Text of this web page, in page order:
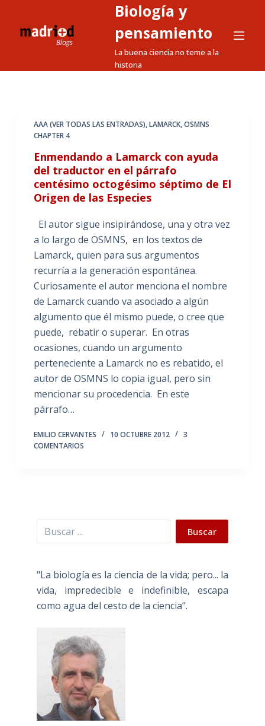
a
Biología y
pensamiento
La buena ciencia no teme a la
historia
AAA (VER TODAS LAS ENTRADAS),LAMARCK,OSMNS
CHAPTER 4
Enmendando a Lamarck con ayuda
del traductor en el párrafo
centésimo octogésimo séptimo de El
Origen de las Especies
El autor sigue insipirándose, una y otra vez
a lo largo de OSMNS, en los textos de
Lamarck, quien para sus argumentos
recurría a la generación espontánea.
Curiosamente el autor menciona el nombre
de Lamarck cuando va asociado a algún
algumento que él mismo puede, o cree que
puede, rebatir o superar. En otras
ocasiones, cuando un argumento
perteneciente a Lamarck no es rebatido, el
autor de OSMNS lo copia igual, pero sin
mencionar su procedencia. En este
párrafo…
EMILIO CERVANTES 10 OCTUBRE 2012
3
COMENTARIOS
Buscar Buscar
"La biología es la ciencia de la vida; pero... la
vida, impredecible e indefinible, escapa
como agua del cesto de la ciencia".